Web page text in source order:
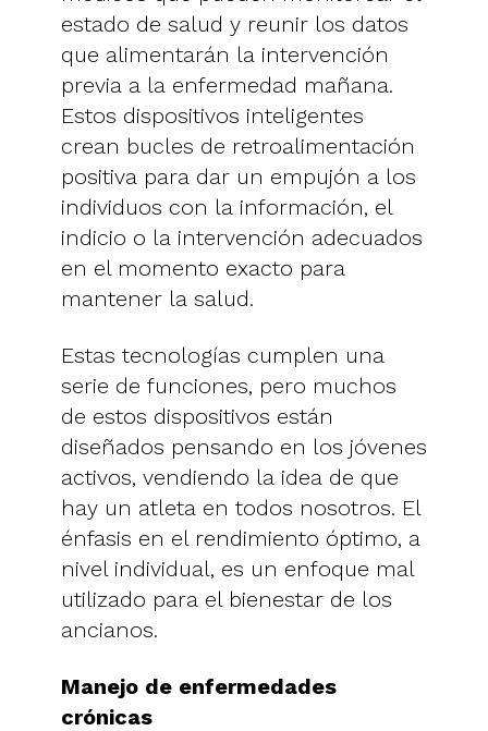
estado de salud y reunir los datos
que alimentarán la intervención
previa a la enfermedad mañana.
Estos dispositivos inteligentes
crean bucles de retroalimentación
positiva para dar un empujón a los
individuos con la información, el
indicio o la intervención adecuados
en el momento exacto para
mantener la salud.
Estas tecnologías cumplen una
serie de funciones, pero muchos
de estos dispositivos están
diseñados pensando en los jóvenes
activos, vendiendo la idea de que
hay un atleta en todos nosotros. El
énfasis en el rendimiento óptimo, a
nivel individual, es un enfoque mal
utilizado para el bienestar de los
ancianos.
Manejo de enfermedades
crónicas